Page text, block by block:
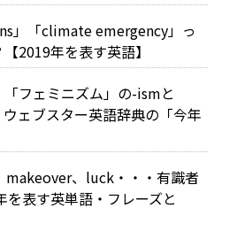
」「climate emergency」っ
2019年を表す英語】
「フェミニズム」の-ismと
ェブスター英語辞典の「今年
、luck・・・有識者
を表す英単語・フレーズと